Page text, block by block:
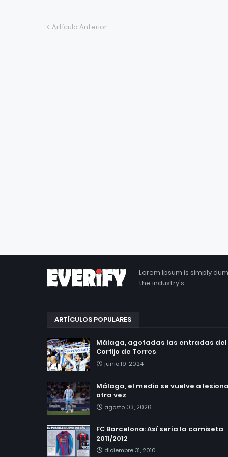
Artículo Anterior
Lorem Ipsum is simply
the industry's.
ARTÍCULOS POPULARES
Málaga, agotadas las entradas del
Cortijo de Torres
junio 19, 2024
Málaga, el medio se vuelve a
otra vez
agosto 03, 2026
FC Barcelona: Así sería la camiseta
2011/2012
diciembre 31, 2010